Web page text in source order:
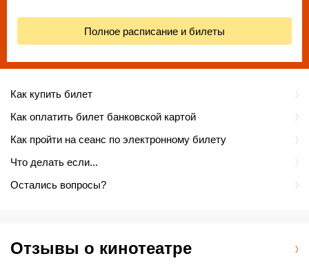
Как купить билет
Как оплатить билет банковской картой
Как пройти на сеанс по электронному билету
Что делать если...
Остались вопросы?
Полное расписание и билеты
Отзывы о кинотеатре